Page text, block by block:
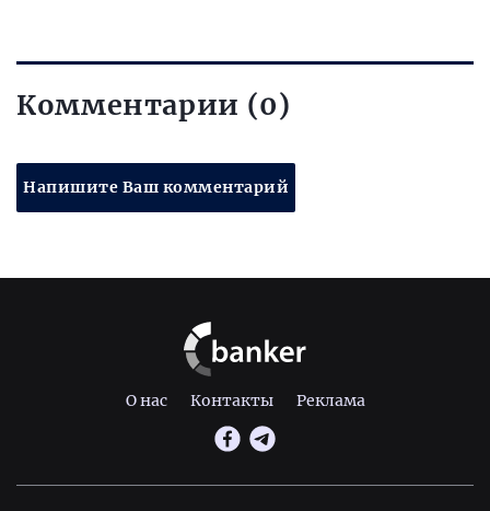
Комментарии (0)
Напишите Ваш комментарий
О нас Контакты Реклама